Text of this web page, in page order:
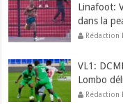
Linafoot:
dans la
Rédaction
VL1:
Lombo
Rédaction